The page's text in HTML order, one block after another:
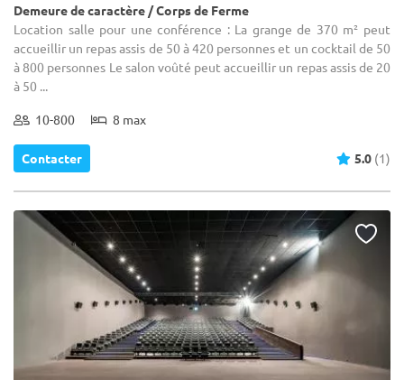
Demeure de caractère / Corps de Ferme
Location salle pour une conférence : La grange de 370 m² peut
accueillir un repas assis de 50 à 420 personnes et un cocktail de 50
à 800 personnes Le salon voûté peut accueillir un repas assis de 20
à 50 ...
10-800 8 max
Contacter 5.0 (1)